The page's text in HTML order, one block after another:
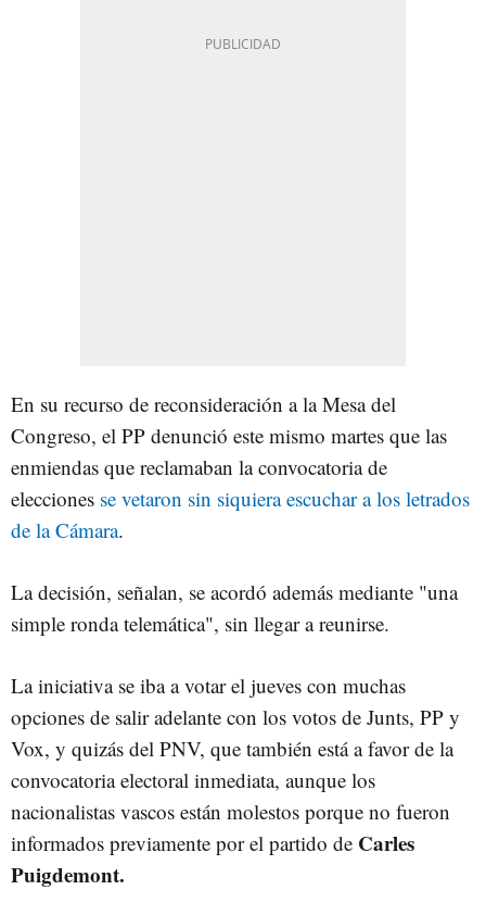
En su recurso de reconsideración a la Mesa del
Congreso, el PP denunció este mismo martes que las
enmiendas que reclamaban la convocatoria de
elecciones se vetaron sin siquiera escuchar a los letrados
de la Cámara.
La decisión, señalan, se acordó además mediante "una
simple ronda telemática", sin llegar a reunirse.
La iniciativa se iba a votar el jueves con muchas
opciones de salir adelante con los votos de Junts, PP y
Vox, y quizás del PNV, que también está a favor de la
convocatoria electoral inmediata, aunque los
nacionalistas vascos están molestos porque no fueron
informados previamente por el partido de Carles
Puigdemont.